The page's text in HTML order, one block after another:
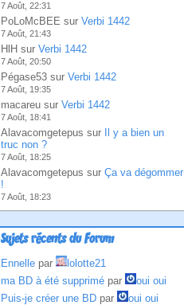
7 Août, 22:31
PoLoMcBEE sur Verbi 1442
7 Août, 21:43
HlH sur Verbi 1442
7 Août, 20:50
Pégase53 sur Verbi 1442
7 Août, 19:35
macareu sur Verbi 1442
7 Août, 18:41
Alavacomgetepus sur
Il y a bien un
truc non ?
7 Août, 18:25
Alavacomgetepus sur Ça va dégommer
!
7 Août, 18:23
Sujets récents du Forum
Ennelle par
lolotte21
ma BD à été supprimé par
oui oui
Puis-je créer une BD par
oui oui